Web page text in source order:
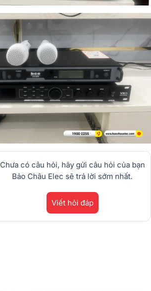
Chưa có câu hỏi, hãy gửi câu hỏi của bạn
Bảo Châu Elec sẽ trả lời sớm nhất.
Viết hỏi đáp